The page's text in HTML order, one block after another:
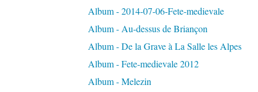
Album - 2014-07-06-Fete-medievale
Album - Au-dessus de Briançon
Album - De la Grave à La Salle les Alpes
Album - Fete-medievale 2012
Album - Melezin